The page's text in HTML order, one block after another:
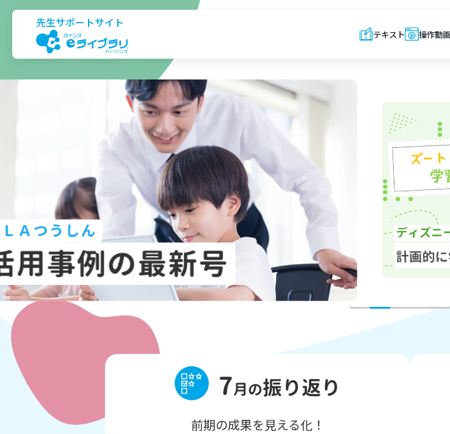
先生サポートサイト
テキスト 操作動画
Ａつうしん
用事例の最新号
7月の振り返り
前期の成果を見える化！